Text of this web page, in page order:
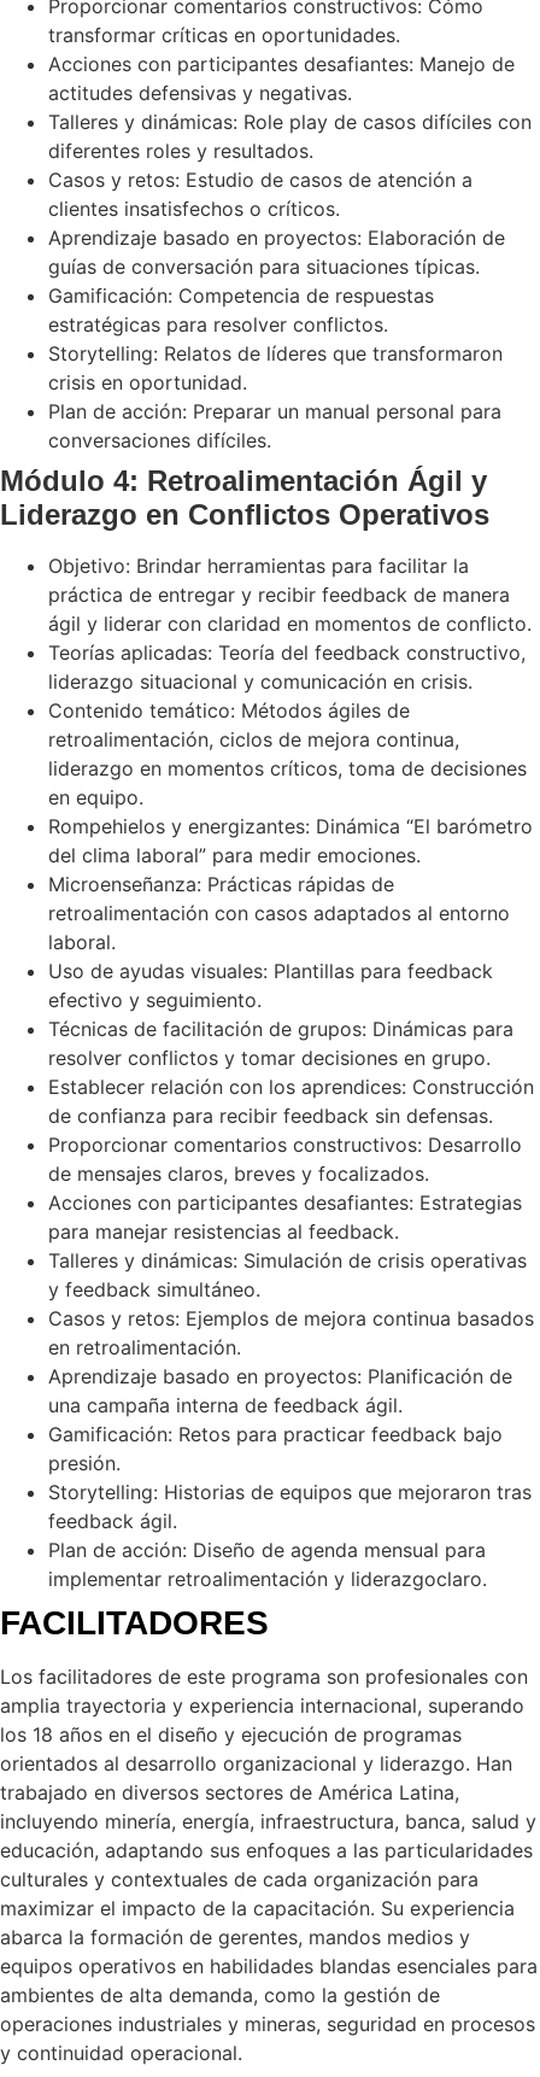
Proporcionar comentarios constructivos: Cómo
transformar críticas en oportunidades.
Acciones con participantes desafiantes: Manejo de
actitudes defensivas y negativas.
Talleres y dinámicas: Role play de casos difíciles con
diferentes roles y resultados.
Casos y retos: Estudio de casos de atención a
clientes insatisfechos o críticos.
Aprendizaje basado en proyectos: Elaboración de
guías de conversación para situaciones típicas.
Gamificación: Competencia de respuestas
estratégicas para resolver conflictos.
Storytelling: Relatos de líderes que transformaron
crisis en oportunidad.
Plan de acción: Preparar un manual personal para
conversaciones difíciles.
Módulo 4: Retroalimentación Ágil y
Liderazgo en Conflictos Operativos
Objetivo: Brindar herramientas para facilitar la
práctica de entregar y recibir feedback de manera
ágil y liderar con claridad en momentos de conflicto.
Teorías aplicadas: Teoría del feedback constructivo,
liderazgo situacional y comunicación en crisis.
Contenido temático: Métodos ágiles de
retroalimentación, ciclos de mejora continua,
liderazgo en momentos críticos, toma de decisiones
en equipo.
Rompehielos y energizantes: Dinámica “El barómetro
del clima laboral” para medir emociones.
Microenseñanza: Prácticas rápidas de
retroalimentación con casos adaptados al entorno
laboral.
Uso de ayudas visuales: Plantillas para feedback
efectivo y seguimiento.
Técnicas de facilitación de grupos: Dinámicas para
resolver conflictos y tomar decisiones en grupo.
Establecer relación con los aprendices: Construcción
de confianza para recibir feedback sin defensas.
Proporcionar comentarios constructivos: Desarrollo
de mensajes claros, breves y focalizados.
Acciones con participantes desafiantes: Estrategias
para manejar resistencias al feedback.
Talleres y dinámicas: Simulación de crisis operativas
y feedback simultáneo.
Casos y retos: Ejemplos de mejora continua basados ​​
en retroalimentación.
Aprendizaje basado en proyectos: Planificación de
una campaña interna de feedback ágil.
Gamificación: Retos para practicar feedback bajo
presión.
Storytelling: Historias de equipos que mejoraron tras
feedback ágil.
Plan de acción: Diseño de agenda mensual para
implementar retroalimentación y liderazgoclaro.
FACILITADORES
Los facilitadores de este programa son profesionales con
amplia trayectoria y experiencia internacional, superando
los 18 años en el diseño y ejecución de programas
orientados al desarrollo organizacional y liderazgo. Han
trabajado en diversos sectores de América Latina,
incluyendo minería, energía, infraestructura, banca, salud y
educación, adaptando sus enfoques a las particularidades
culturales y contextuales de cada organización para
maximizar el impacto de la capacitación. Su experiencia
abarca la formación de gerentes, mandos medios y
equipos operativos en habilidades blandas esenciales para
ambientes de alta demanda, como la gestión de
operaciones industriales y mineras, seguridad en procesos
y continuidad operacional.